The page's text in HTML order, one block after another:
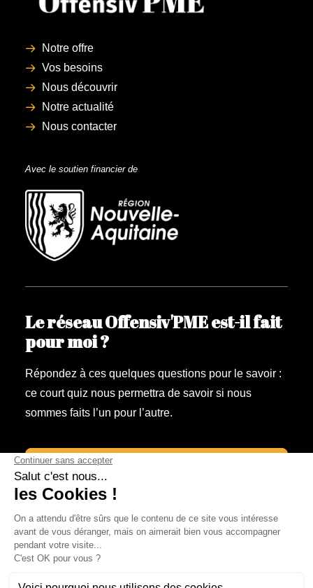
Avec le soutien financier de
Notre offre
Vos besoins
Nous découvrir
Notre actualité
Nous contacter
Le réseau Offensiv'PME est-il fait
pour moi ?
Répondez à ces quelques questions pour le savoir :
ce court quiz nous permettra de savoir si nous
sommes faits l’un pour l’autre.